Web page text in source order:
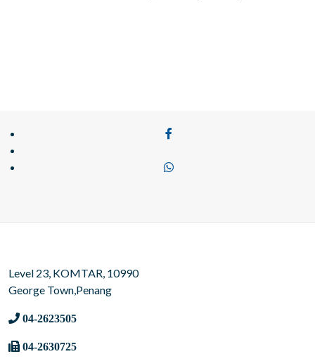
Level 23, KOMTAR, 10990
George Town,Penang
04-2623505
04-2630725